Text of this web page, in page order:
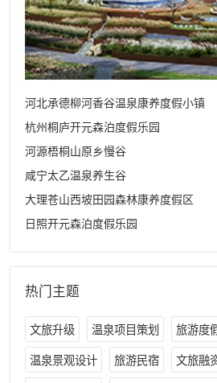
河北承德柳河香谷温泉康养度假小镇
杭州桐庐开元森泊度假乐园
河源梧桐山原乡慢谷
咸宁太乙温泉养生谷
大理苍山西坡田园森林康养度假区
日照开元森泊度假乐园
热门主题
文旅升级 温泉项目策划 旅游度
温泉景观设计 旅游民宿 文旅融